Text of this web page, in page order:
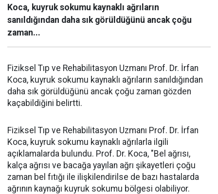
Koca, kuyruk sokumu kaynaklı ağrıların
sanıldığından daha sık görüldüğünü ancak çoğu
zaman...
Fiziksel Tıp ve Rehabilitasyon Uzmanı Prof. Dr. İrfan
Koca, kuyruk sokumu kaynaklı ağrıların sanıldığından
daha sık görüldüğünü ancak çoğu zaman gözden
kaçabildiğini belirtti.
Fiziksel Tıp ve Rehabilitasyon Uzmanı Prof. Dr. İrfan
Koca, kuyruk sokumu kaynaklı ağrılarla ilgili
açıklamalarda bulundu. Prof. Dr. Koca, "Bel ağrısı,
kalça ağrısı ve bacağa yayılan ağrı şikayetleri çoğu
zaman bel fıtığı ile ilişkilendirilse de bazı hastalarda
ağrının kaynağı kuyruk sokumu bölgesi olabiliyor.